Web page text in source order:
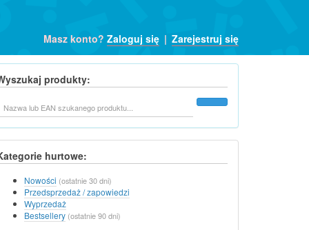
Masz konto? Zaloguj się | Zarejestruj się
produkty:
hurtowe:
Nowości (ostatnie 30 dni)
Przedsprzedaż / zapowiedzi
Wyprzedaż
Bestsellery (ostatnie 90 dni)